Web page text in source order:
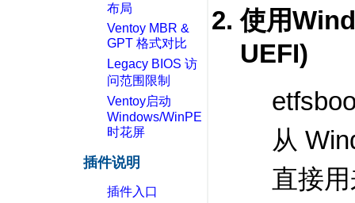
布局
Ventoy MBR &
GPT 格式对比
Legacy BIOS 访
问范围限制
Ventoy启动
Windows/WinPE
时花屏
插件说明
插件入口
使用
UEFI)
从
直接